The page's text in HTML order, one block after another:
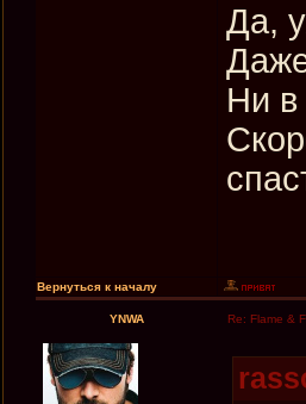
Да,
Ни в
Вернуться к началу
YNWA Re: Flame &